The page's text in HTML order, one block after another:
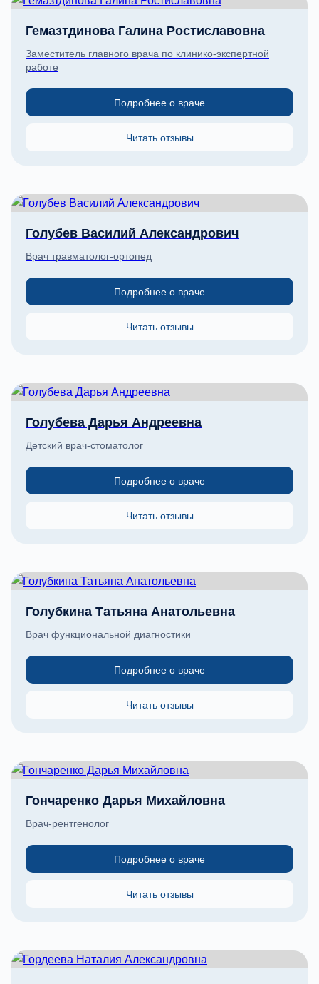
Гемазтдинова Галина Ростиславовна
Заместитель главного врача по клинико-экспертной
работе
Подробнее о враче
Читать отзывы
Голубев Василий Александрович
Врач травматолог-ортопед
Подробнее о враче
Читать отзывы
Голубева Дарья Андреевна
Детский врач-стоматолог
Подробнее о враче
Читать отзывы
Голубкина Татьяна Анатольевна
Врач функциональной диагностики
Подробнее о враче
Читать отзывы
Гончаренко Дарья Михайловна
Врач-рентгенолог
Подробнее о враче
Читать отзывы